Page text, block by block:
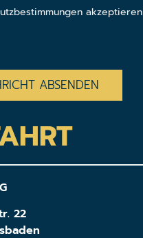
akzeptieren
22